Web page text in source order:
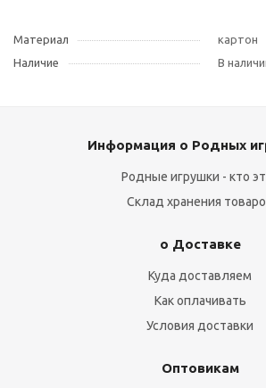
Материал
картон
Наличие
В
Информация о Родных
Родные игрушки - кто
Склад хранения
о Доставке
Куда доставляем
Как оплачивать
Условия доставки
Оптовикам